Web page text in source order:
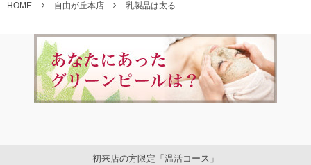
HOME 自由が丘本店 乳製品は太る
初来店の方限定「温活コース」